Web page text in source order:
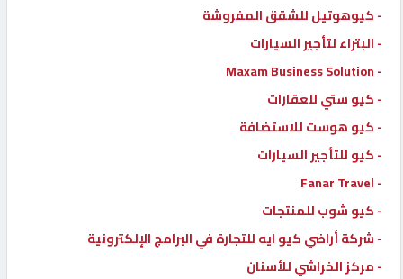
POWERED
QHOST
- كيوهوتيل للشقق المفروشة
- البتراء لتأجير السيارات
- Maxam Business Solution
- كيو ستي للعقارات
- كيو هوست للاستضافة
- كيو للتأجير السيارات
- Fanar Travel
- كيو شوب للمنتجات
- شركة أراضي كيو ايه للتجارة في البرامج الإلكترونية
- مركز الخراشي للأسنان